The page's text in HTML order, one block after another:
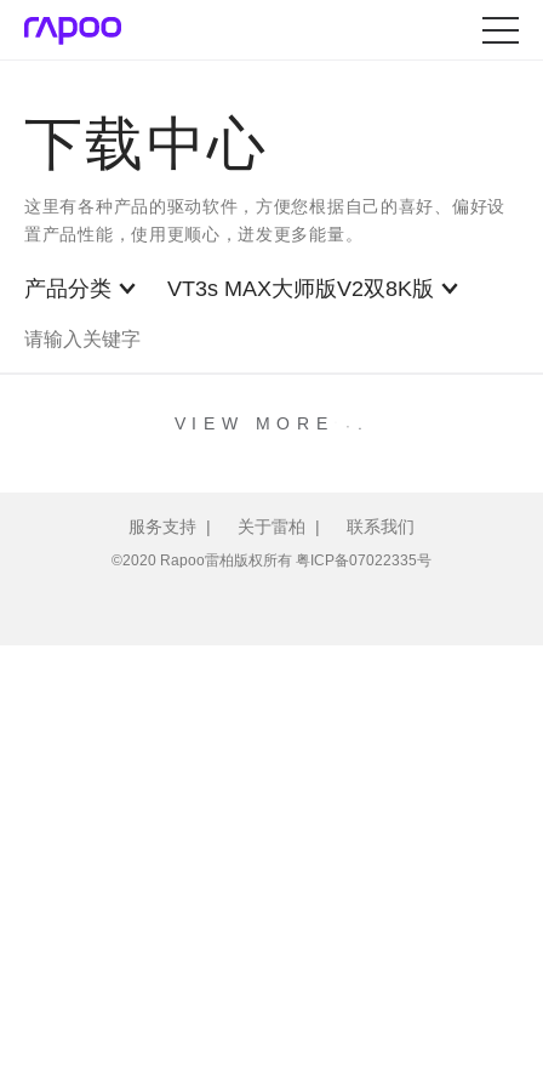
下载中心
这里有各种产品的驱动软件，方便您根据自己的喜好、偏好设
置产品性能，使用更顺心，迸发更多能量。
产品分类 VT3s MAX大师版V2双8K版
VIEW MORE .
服务支持 | 关于雷柏 | 联系我们
©2020 Rapoo雷柏版权所有 粤ICP备07022335号